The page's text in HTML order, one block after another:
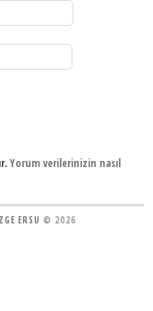
Yorum verilerinizin nasıl
ERSU © 2026